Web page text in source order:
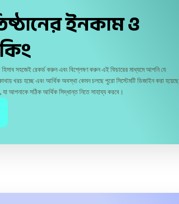
ইনকাম ও
সহজেই রেকর্ড করুন এবং বিশ্লেষণ করুন এই ফিচারের মাধ্যমে আপনি যে
খরচ হচ্ছে এবং আর্থিক অবস্থা কেমন চলছে পুরো সিস্টেমটি ডিজাইন করা হয়েছে
যা আপনাকে সঠিক আর্থিক সিদ্ধান্ত নিতে সাহায্য করবে।